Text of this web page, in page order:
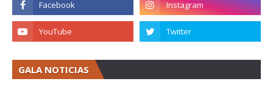
GALA NOTICIAS